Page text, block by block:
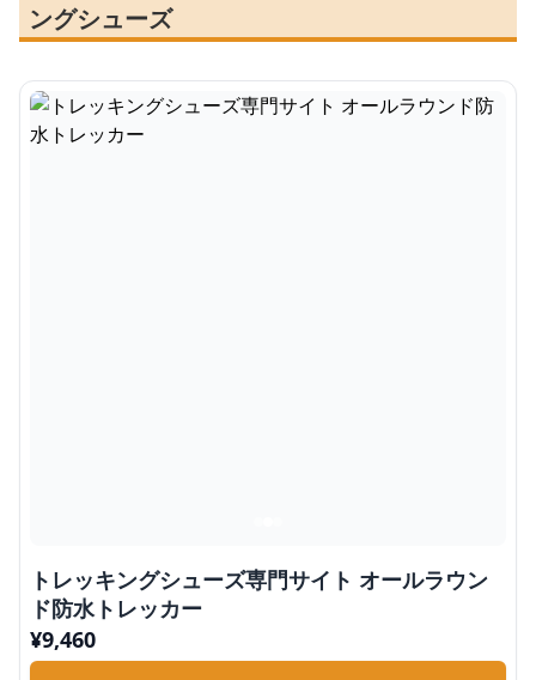
ングシューズ
トレッキングシューズ専門サイト オールラウン
ド防水トレッカー
¥9,460